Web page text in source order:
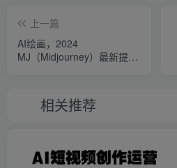
上一篇
AI绘画，2024
MJ（Midjourney）最新提示
相关推荐